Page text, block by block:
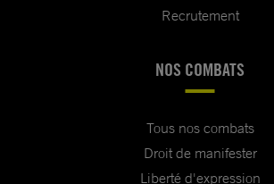
Recrutement
NOS COMBATS
Tous nos combats
Droit de manifester
Liberté d'expression